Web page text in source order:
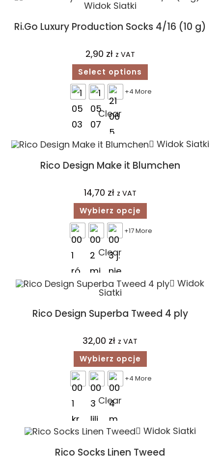
Widok Siatki
Ri.Go Luxury Production Socks 4/16 (10 g)
2,90 zł z VAT
Select options
+4 More
Clear
Widok Siatki
Rico Design Make it Blumchen
14,70 zł z VAT
Wybierz opcje
+17 More
Clear
Widok
Siatki
Rico Design Superba Tweed 4 ply
32,00 zł z VAT
Wybierz opcje
+4 More
Clear
Widok Siatki
Rico Socks Linen Tweed